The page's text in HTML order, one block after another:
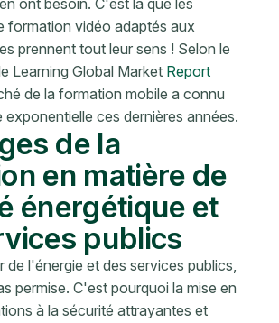
ont besoin. C'est là que les
formation vidéo adaptés aux
prennent tout leur sens ! Selon le
Learning Global Market Report
de la formation mobile a connu
ces dernières années.
de la
en matière de
énergétique et
publics
de l'énergie et des services publics,
permise. C'est pourquoi la mise en
à la sécurité attrayantes et